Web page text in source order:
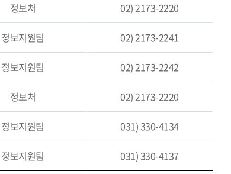
정보처 02) 2173-2220
정보지원팀 02) 2173-2241
정보지원팀 02) 2173-2242
정보처 02) 2173-2220
정보지원팀 031) 330-4134
정보지원팀 031) 330-4137